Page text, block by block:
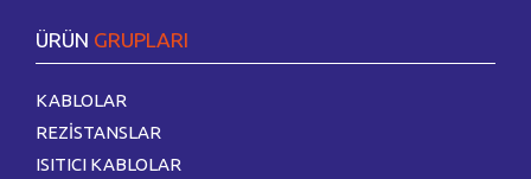
ÜRÜN GRUPLARI
KABLOLAR
REZİSTANSLAR
ISITICI KABLOLAR